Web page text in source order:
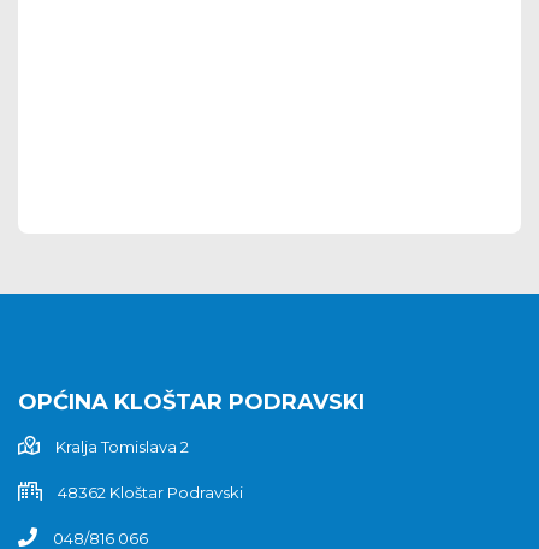
OPĆINA KLOŠTAR PODRAVSKI
Kralja Tomislava 2
48362 Kloštar Podravski
048/816 066